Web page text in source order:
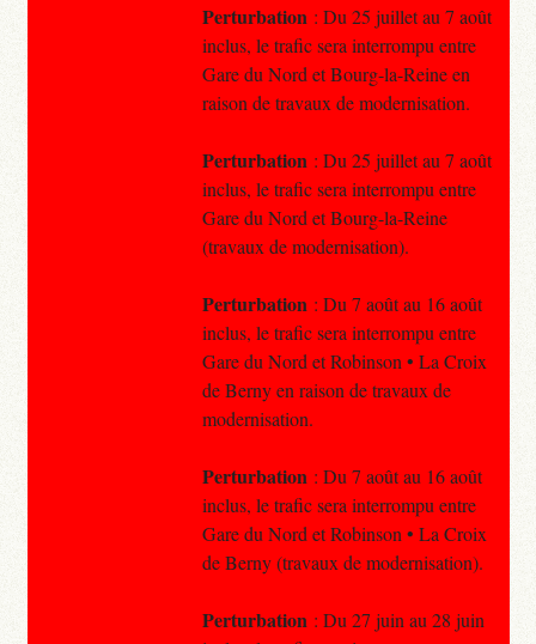
Perturbation : Du 25 juillet au 7 août
inclus, le trafic sera interrompu entre
Gare du Nord et Bourg-la-Reine en
raison de travaux de modernisation.
Perturbation : Du 25 juillet au 7 août
inclus, le trafic sera interrompu entre
Gare du Nord et Bourg-la-Reine
(travaux de modernisation).
Perturbation : Du 7 août au 16 août
inclus, le trafic sera interrompu entre
Gare du Nord et Robinson • La Croix
de Berny en raison de travaux de
modernisation.
Perturbation : Du 7 août au 16 août
inclus, le trafic sera interrompu entre
Gare du Nord et Robinson • La Croix
de Berny (travaux de modernisation).
Perturbation : Du 27 juin au 28 juin